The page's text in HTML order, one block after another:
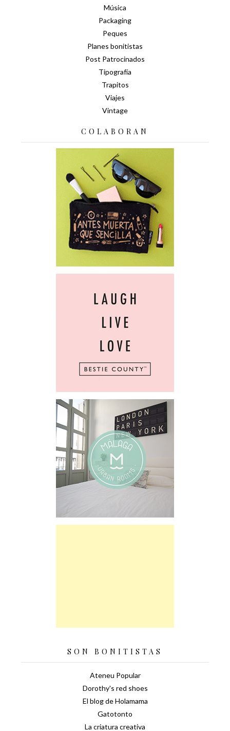
Música
Packaging
Peques
Planes bonitistas
Post Patrocinados
Tipografía
Trapitos
Viajes
Vintage
COLABORAN
SON BONITISTAS
Ateneu Popular
Dorothy's red shoes
El blog de Holamama
Gatotonto
La criatura creativa